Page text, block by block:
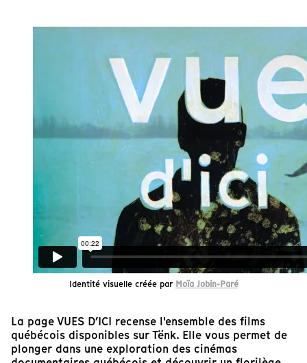
Identité visuelle créée par Moïa Jobin-Paré
La page VUES D’ICI recense l'ensemble des films
québécois disponibles sur Tënk. Elle vous permet de
plonger dans une exploration des cinémas